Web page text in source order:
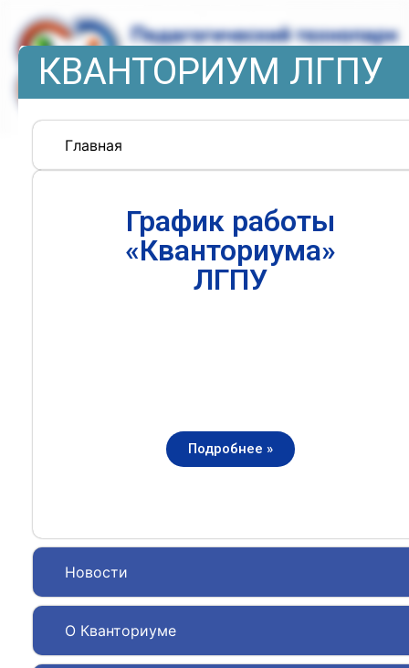
КВАНТОРИУМ ЛГПУ
Главная
Новости
О Кванториуме
График работы
«Кванториума»
ЛГПУ
Подробнее »